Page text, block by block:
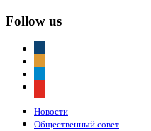
Follow us
Новости
Общественный совет